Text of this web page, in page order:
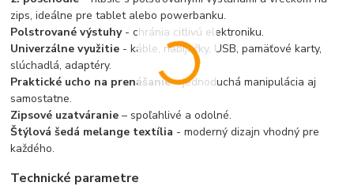
zips, ideálne pre tablet alebo powerbanku.
Polstrované výstuhy - chránia citlivú elektroniku.
Univerzálne využitie - káble, nabíjačky, USB, pamäťové karty,
slúchadlá, adaptéry.
Praktické ucho na prenášanie– jednoduchá manipulácia aj
samostatne.
Zipsové uzatváranie – spoľahlivé a odolné.
Štýlová šedá melange textília - moderný dizajn vhodný pre
každého.
Technické parametre